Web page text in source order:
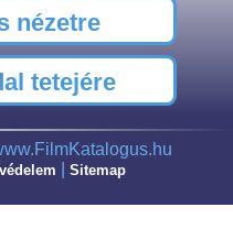
nézetre
tetejére
Sitemap